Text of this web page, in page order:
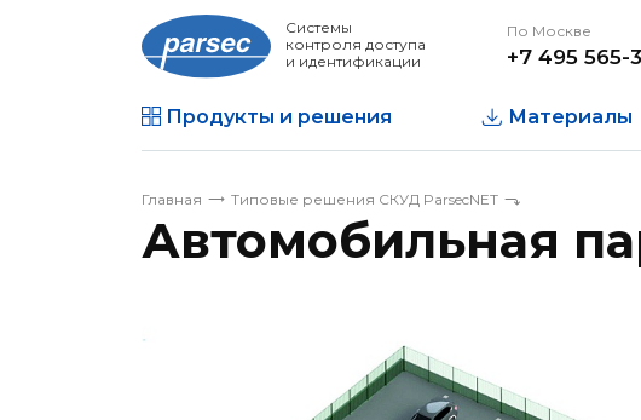
Системы
контроля доступа
и идентификации
По Москве
+7 495 565-
Продукты и решения Материалы
Главная Типовые решения СКУД ParsecNET
Автомобильная